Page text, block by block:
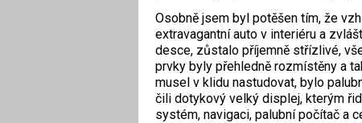
Osobně jsem byl potěšen tím, že
extravagantní auto v interiéru a
desce, zůstalo příjemně střízlivé,
prvky byly přehledně rozmístěny a
musel v klidu nastudovat, bylo
čili dotykový velký displej, kterým
systém, navigaci, palubní počítač a